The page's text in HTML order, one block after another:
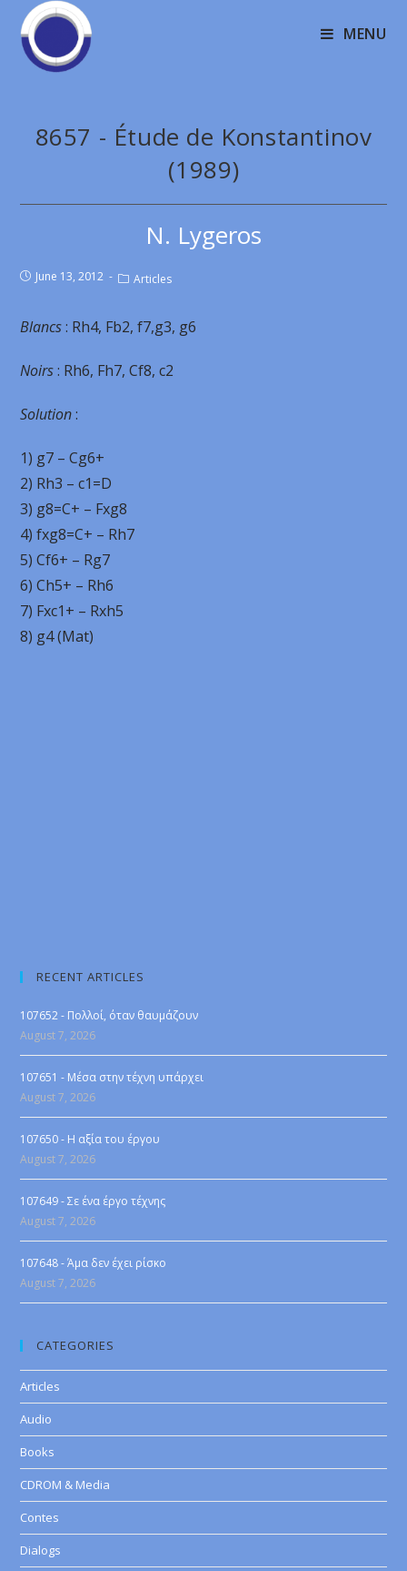
MENU
8657 - Étude de Konstantinov
(1989)
N. Lygeros
June 13, 2012 Articles
Blancs: Rh4, Fb2, f7,g3, g6
Noirs: Rh6, Fh7, Cf8, c2
Solution:
1) g7 – Cg6+
2) Rh3 – c1=D
3) g8=C+ – Fxg8
4) fxg8=C+ – Rh7
5) Cf6+ – Rg7
6) Ch5+ – Rh6
7) Fxc1+ – Rxh5
8) g4 (Mat)
RECENT ARTICLES
107652 - Πολλοί, όταν θαυμάζουν
August 7, 2026
107651 - Μέσα στην τέχνη υπάρχει
August 7, 2026
107650 - Η αξία του έργου
August 7, 2026
107649 - Σε ένα έργο τέχνης
August 7, 2026
107648 - Άμα δεν έχει ρίσκο
August 7, 2026
CATEGORIES
Articles
Audio
Books
CDROM & Media
Contes
Dialogs